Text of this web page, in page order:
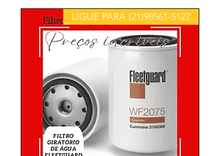
LIGUE PARA (21)98561-5127